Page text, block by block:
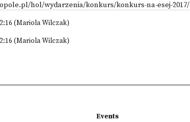
hol/wydarzenia/konkurs/konkurs-na-esej-2017/
(Mariola Wilczak)
(Mariola Wilczak)
Events